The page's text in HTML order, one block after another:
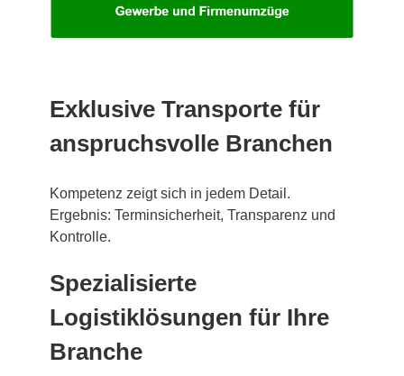
Exklusive Transporte für
anspruchsvolle Branchen
Kompetenz zeigt sich in jedem Detail.
Ergebnis: Terminsicherheit, Transparenz und
Kontrolle.
Spezialisierte
Logistiklösungen für Ihre
Branche